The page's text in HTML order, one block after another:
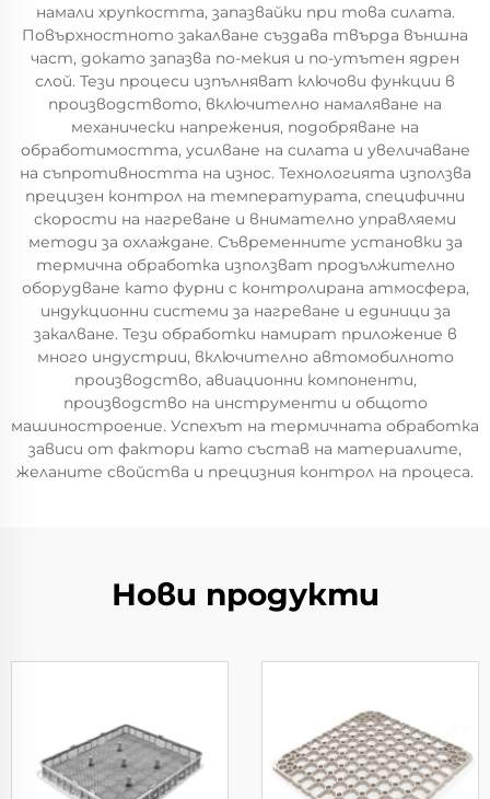
намали хрупкостта, запазвайки при това силата.
Повърхностното закалване създава твърда външна
част, докато запазва по-мекия и по-утътен ядрен
слой. Тези процеси изпълняват ключови функции в
производството, включително намаляване на
механически напрежения, подобряване на
обработимостта, усилване на силата и увеличаване
на съпротивността на износ. Технологията използва
прецизен контрол на температурата, специфични
скорости на нагреване и внимателно управляеми
методи за охлаждане. Съвременните установки за
термична обработка използват продължително
оборудване като фурни с контролирана атмосфера,
индукционни системи за нагреване и единици за
закалване. Тези обработки намират приложение в
много индустрии, включително автомобилното
производство, авиационни компоненти,
производство на инструменти и общото
машиностроение. Успехът на термичната обработка
зависи от фактори като състав на материалите,
желаните свойства и прецизния контрол на процеса.
Нови продукти